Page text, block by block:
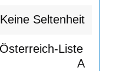
Keine Seltenheit
A